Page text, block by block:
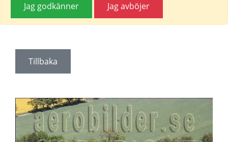
Jag godkänner Jag avböjer
Tillbaka